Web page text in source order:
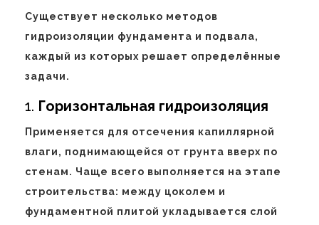
Существует несколько методов
гидроизоляции фундамента и подвала,
каждый из которых решает определённые
задачи.
1. Горизонтальная гидроизоляция
Применяется для отсечения капиллярной
влаги, поднимающейся от грунта вверх по
стенам. Чаще всего выполняется на этапе
строительства: между цоколем и
фундаментной плитой укладывается слой